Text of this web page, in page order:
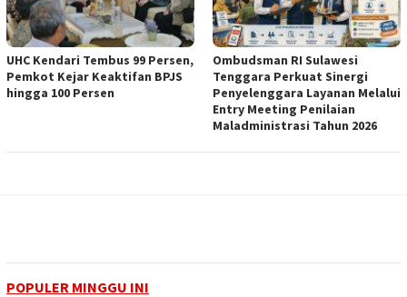
UHC Kendari Tembus 99 Persen,
Pemkot Kejar Keaktifan BPJS
hingga 100 Persen
Ombudsman RI Sulawesi
Tenggara Perkuat Sinergi
Penyelenggara Layanan Melalui
Entry Meeting Penilaian
Maladministrasi Tahun 2026
POPULER MINGGU INI